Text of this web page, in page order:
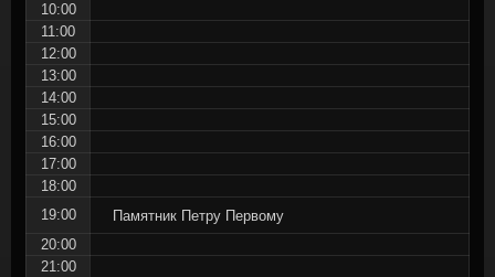
10:00
11:00
12:00
13:00
14:00
15:00
16:00
17:00
18:00
19:00
Памятник Петру Первому
20:00
21:00